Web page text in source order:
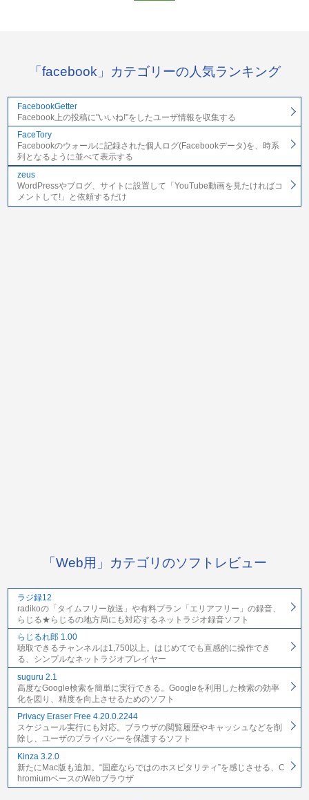
「facebook」カテゴリーの人気ランキング
FacebookGetter
Facebook上の投稿に"いいね!"をしたユーザ情報を収集する
FaceTory
Facebookのウォールに記録された個人ログ(Facebookデータ)を、時系
列となるように並べて表示する
zeus
WordPressやブログ、サイトに設置して「YouTube動画を見たければコ
メントして!」と依頼するだけ
「Web用」カテゴリのソフトレビュー
ラジ録12
radikoの「タイムフリー放送」や有料プラン「エリアフリー」の録音、
らじる★らじるの地方局にも対応するネットラジオ録音ソフト
らじるれ郎 1.00
聴取できるチャンネルは1,750以上。はじめてでも直感的に操作でき
る、シンプルなネットラジオプレイヤー
suguru 2.1
高度なGoogle検索を簡単に実行できる。Googleを利用した検索の効率
化を図り、精度を向上させるためのソフト
Privacy Eraser Free 4.20.0.2244
スケジュール実行にも対応。ブラウザの閲覧履歴やキャッシュなどを削
除し、ユーザのプライバシーを保護するソフト
Kinza 3.2.0
新たにMac版も追加。“国産ならではのホスピタリティ”を感じさせる、C
hromiumベースのWebブラウザ